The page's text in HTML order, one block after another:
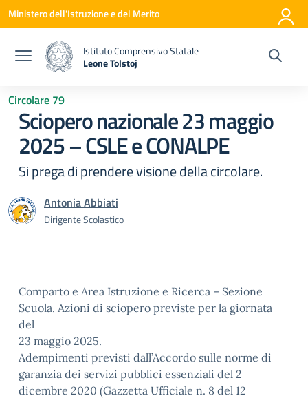
Vai ai contenuti
Vai al menu di navigazione
Vai al footer
Ministero dell'Istruzione e del Merito
Istituto Comprensivo Statale
Leone Tolstoj
Circolare 79
Sciopero nazionale 23 maggio
2025 – CSLE e CONALPE
Si prega di prendere visione della circolare.
Antonia Abbiati
Dirigente Scolastico
Comparto e Area Istruzione e Ricerca – Sezione
Scuola. Azioni di sciopero previste per la giornata
del
23 maggio 2025.
Adempimenti previsti dall’Accordo sulle norme di
garanzia dei servizi pubblici essenziali del 2
dicembre 2020 (Gazzetta Ufficiale n. 8 del 12